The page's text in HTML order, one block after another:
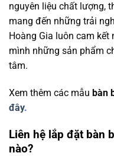
nguyên liệu chất lượng,
mang đến những trải
Hoàng Gia luôn cam
mình những sản phẩm
tâm.
Xem thêm các mẫu bàn
đây.
Liên hệ lắp đặt bàn
nào?